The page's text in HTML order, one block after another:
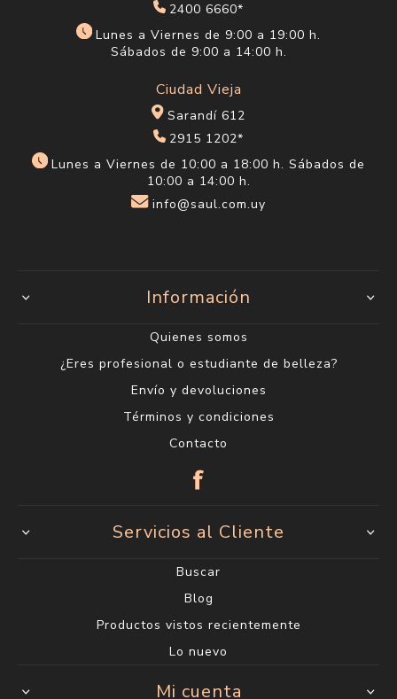
2400 6660*
Lunes a Viernes de 9:00 a 19:00 h.
Sábados de 9:00 a 14:00 h.
Ciudad Vieja
Sarandí 612
2915 1202*
Lunes a Viernes de 10:00 a 18:00 h. Sábados de
10:00 a 14:00 h.
info@saul.com.uy
Información
Quienes somos
¿Eres profesional o estudiante de belleza?
Envío y devoluciones
Términos y condiciones
Contacto
Servicios al Cliente
Buscar
Blog
Productos vistos recientemente
Lo nuevo
Mi cuenta